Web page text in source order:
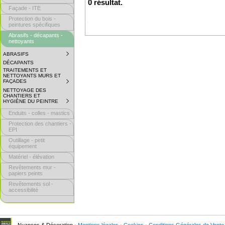
Façade - ITE
Protection du bois -
peintures spécifiques
Abrasifs - décapants -
nettoyants
ABRASIFS
SUBMENU.
DÉCAPANTS
TRAITEMENTS ET
NETTOYANTS MURS ET
FAÇADES
TO
EXPAND
SUBMENU.
NETTOYAGE DES
CHANTIERS ET
HYGIÈNE DU PEINTRE
COLLAPSED.
CLICK
TO
EXPAND
Enduits - colles - mastics
Protection des chantiers -
EPI
Outillage - petit
équipement
Matériel - élévation
Revêtements mur -
papiers peints
Revêtements sol -
accessibilité
0 résultat.